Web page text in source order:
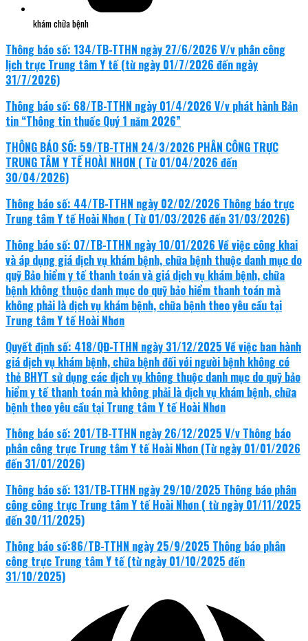
khám chữa bệnh
Thông báo số: 134/TB-TTHN ngày 27/6/2026 V/v phân công
lịch trực Trung tâm Y tế (từ ngày 01/7/2026 đến ngày
31/7/2026)
Thông báo số: 68/TB-TTHN ngày 01/4/2026 V/v phát hành Bản
tin “Thông tin thuốc Quý 1 năm 2026”
THÔNG BÁO SỐ: 59/TB-TTHN 24/3/2026 PHÂN CÔNG TRỰC
TRUNG TÂM Y TẾ HOÀI NHƠN ( Từ 01/04/2026 đến
30/04/2026)
Thông báo số: 44/TB-TTHN ngày 02/02/2026 Thông báo trực
Trung tâm Y tế Hoài Nhơn ( Từ 01/03/2026 đến 31/03/2026)
Thông báo số: 07/TB-TTHN ngày 10/01/2026 Về việc công khai
và áp dụng giá dịch vụ khám bệnh, chữa bệnh thuộc danh mục do
quỹ Bảo hiểm y tế thanh toán và giá dịch vụ khám bệnh, chữa
bệnh không thuộc danh mục do quỹ bảo hiểm thanh toán mà
không phải là dịch vụ khám bệnh, chữa bệnh theo yêu cầu tại
Trung tâm Y tế Hoài Nhơn
Quyết định số: 418/QĐ-TTHN ngày 31/12/2025 Về việc ban hành
giá dịch vụ khám bệnh, chữa bệnh đối với người bệnh không có
thẻ BHYT sử dụng các dịch vụ không thuộc danh mục do quỹ bảo
hiểm y tế thanh toán mà không phải là dịch vụ khám bệnh, chữa
bệnh theo yêu cầu tại Trung tâm Y tế Hoài Nhơn
Thông báo số: 201/TB-TTHN ngày 26/12/2025 V/v Thông báo
phân công trực Trung tâm Y tế Hoài Nhơn (Từ ngày 01/01/2026
đến 31/01/2026)
Thông báo số: 131/TB-TTHN ngày 29/10/2025 Thông báo phân
công công trực Trung tâm Y tế Hoài Nhơn ( từ ngày 01/11/2025
đến 30/11/2025)
Thông báo số:86/TB-TTHN ngày 25/9/2025 Thông báo phân
công trực Trung tâm Y tế (từ ngày 01/10/2025 đến
31/10/2025)